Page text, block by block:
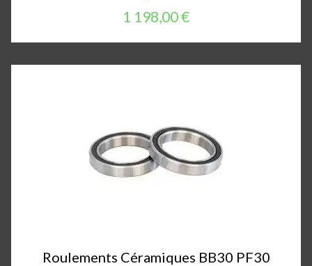
1 198,00 €
Roulements Céramiques BB30 PF30